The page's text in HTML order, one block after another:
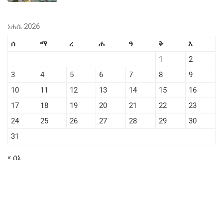
ነሐሴ 2026
ሰ
ማ ረ ሐ ዓ ቅ
እ
1
2
3
4 5 6 7 8
9
10
11 12 13 14 15
16
17
18 19 20 21 22
23
24
25 26 27 28 29
30
31
« ሰኔ